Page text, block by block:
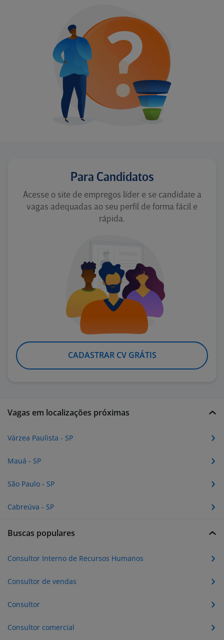
Para Candidatos
Acesse o site de empregos líder e se candidate a
vagas adequadas ao seu perfil de forma fácil e
rápida.
CADASTRAR CV GRÁTIS
Vagas em localizações próximas
Várzea Paulista - SP
Mauá - SP
São Paulo - SP
Cabreúva - SP
Buscas populares
Consultor Interno de Recursos Humanos
Consultor de vendas
Consultor
Consultor comercial